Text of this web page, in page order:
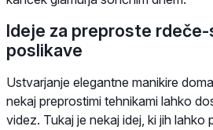
Ideje za preproste
poslikave
Ustvarjanje elegantne manikire
nekaj preprostimi tehnikami lahko
videz. Tukaj je nekaj idej, ki jih lahko